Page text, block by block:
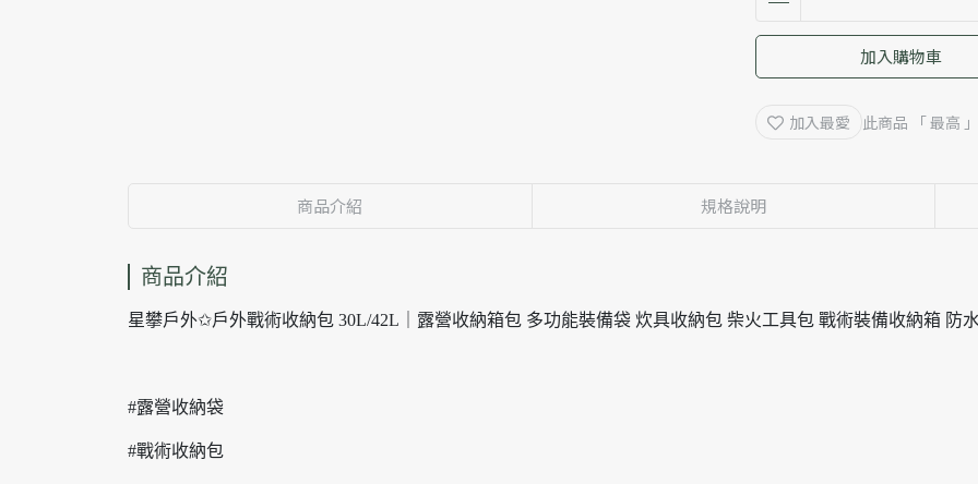
加入購物車
加入最愛 此商品 「 最高
商品介紹 規格說明
商品介紹
星攀戶外✩戶外戰術收納包 30L/42L｜露營收納箱包 多功能裝備袋 炊具收納包 柴火工具包 戰術裝備收納箱 防
#露營收納袋
#戰術收納包